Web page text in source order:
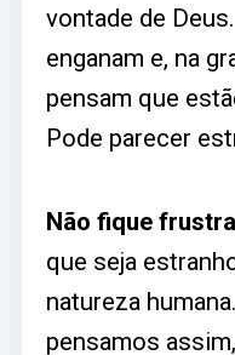
vontade de
enganam e, na
pensam que
Pode parecer
Não fique
que seja
natureza
pensamos